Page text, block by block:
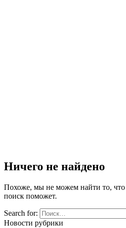
Ничего не найдено
Похоже, мы не можем найти то,
поиск поможет.
Search for:
Новости рубрики